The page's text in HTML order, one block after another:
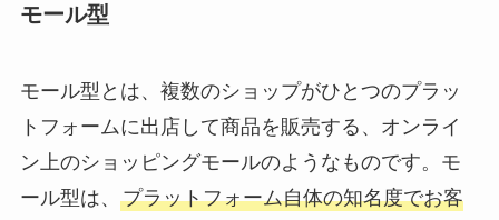
モール型
モール型とは、複数のショップがひとつのプラッ
トフォームに出店して商品を販売する、オンライ
ン上のショッピングモールのようなものです。モ
ール型は、 プラットフォーム自体の知名度でお客